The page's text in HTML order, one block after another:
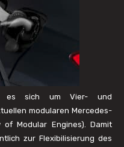
es sich um Vier- und
modularen Mercedes-
of Modular Engines). Damit
zur Flexibilisierung des